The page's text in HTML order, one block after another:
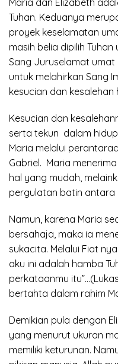
Tuhan. Keduanya
proyek keselamatan
masih belia dipilih Tuhan
Sang Juruselamat umat
untuk melahirkan Sang
kesucian dan kesalehan
Kesucian dan
serta tekun dalam
Maria melalui
Gabriel. Maria
hal yang mudah,
pergulatan batin antara
Namun, karena Maria
bersahaja, maka ia
sukacita. Melalui Fiat
aku ini adalah hamba
perkataanmu
bertahta dalam rahim
Demikian pula dengan
yang menurut ukuran
memiliki keturunan.